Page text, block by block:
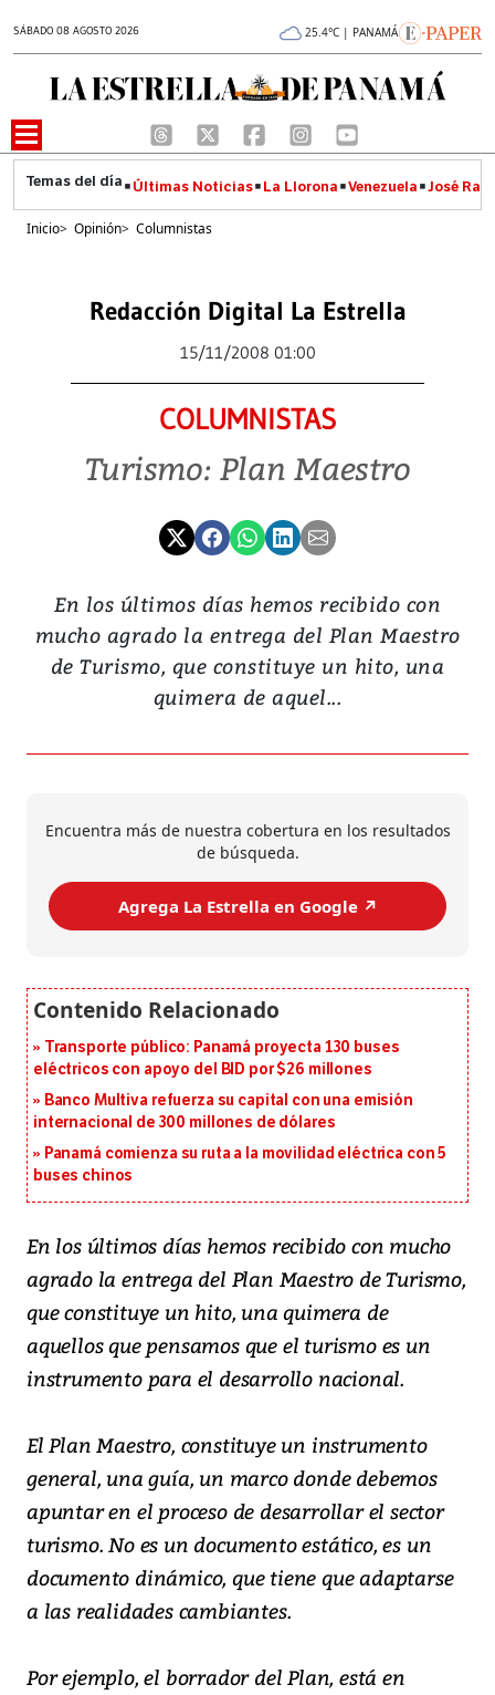
SÁBADO 08 AGOSTO 2026 25.4°C | PANAMÁ
Últimas Noticias La Llorona Venezuela José
Inicio> Opinión> Columnistas
Redacción Digital La Estrella
15/11/2008 01:00
COLUMNISTAS
Turismo: Plan Maestro
En los últimos días hemos recibido con
mucho agrado la entrega del Plan Maestro
de Turismo, que constituye un hito, una
quimera de aquel...
Encuentra más de nuestra cobertura en los resultados
de búsqueda.
Agrega La Estrella en Google ↗️
Transporte público: Panamá proyecta 130 buses
eléctricos con apoyo del BID por $26 millones
Banco Multiva refuerza su capital con una emisión
internacional de 300 millones de dólares
Panamá comienza su ruta a la movilidad eléctrica con 5
buses chinos
En los últimos días hemos recibido con mucho
agrado la entrega del Plan Maestro de Turismo,
que constituye un hito, una quimera de
aquellos que pensamos que el turismo es un
instrumento para el desarrollo nacional.
El Plan Maestro, constituye un instrumento
general, una guía, un marco donde debemos
apuntar en el proceso de desarrollar el sector
turismo. No es un documento estático, es un
documento dinámico, que tiene que adaptarse
a las realidades cambiantes.
Por ejemplo, el borrador del Plan, está en